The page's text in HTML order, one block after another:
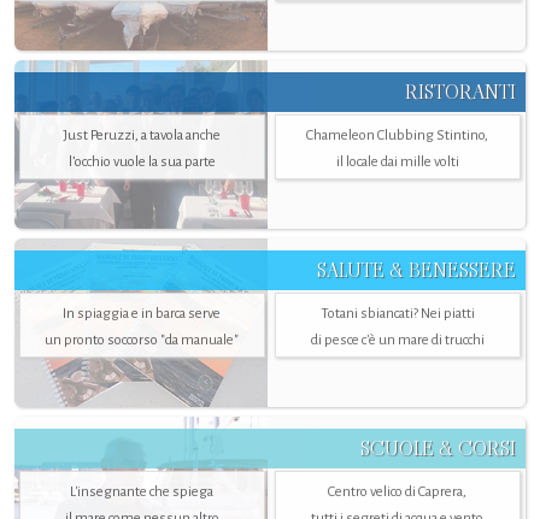
RISTORANTI
Just Peruzzi, a tavola anche
l’occhio vuole la sua parte
Chameleon Clubbing Stintino,
il locale dai mille volti
SALUTE & BENESSERE
In spiaggia e in barca serve
un pronto soccorso "da manuale"
Totani sbiancati? Nei piatti
di pesce c'è un mare di trucchi
SCUOLE & CORSI
L'insegnante che spiega
Centro velico di Caprera,